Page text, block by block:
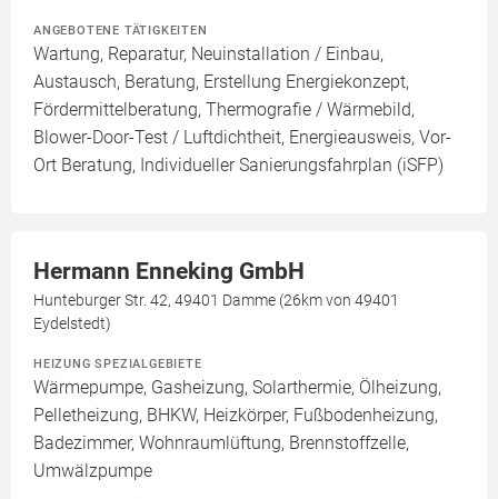
ANGEBOTENE TÄTIGKEITEN
Wartung, Reparatur, Neuinstallation / Einbau,
Austausch, Beratung, Erstellung Energiekonzept,
Fördermittelberatung, Thermografie / Wärmebild,
Blower-Door-Test / Luftdichtheit, Energieausweis, Vor-
Ort Beratung, Individueller Sanierungsfahrplan (iSFP)
Hermann Enneking GmbH
Hunteburger Str. 42, 49401 Damme (26km von 49401
Eydelstedt)
HEIZUNG SPEZIALGEBIETE
Wärmepumpe, Gasheizung, Solarthermie, Ölheizung,
Pelletheizung, BHKW, Heizkörper, Fußbodenheizung,
Badezimmer, Wohnraumlüftung, Brennstoffzelle,
Umwälzpumpe